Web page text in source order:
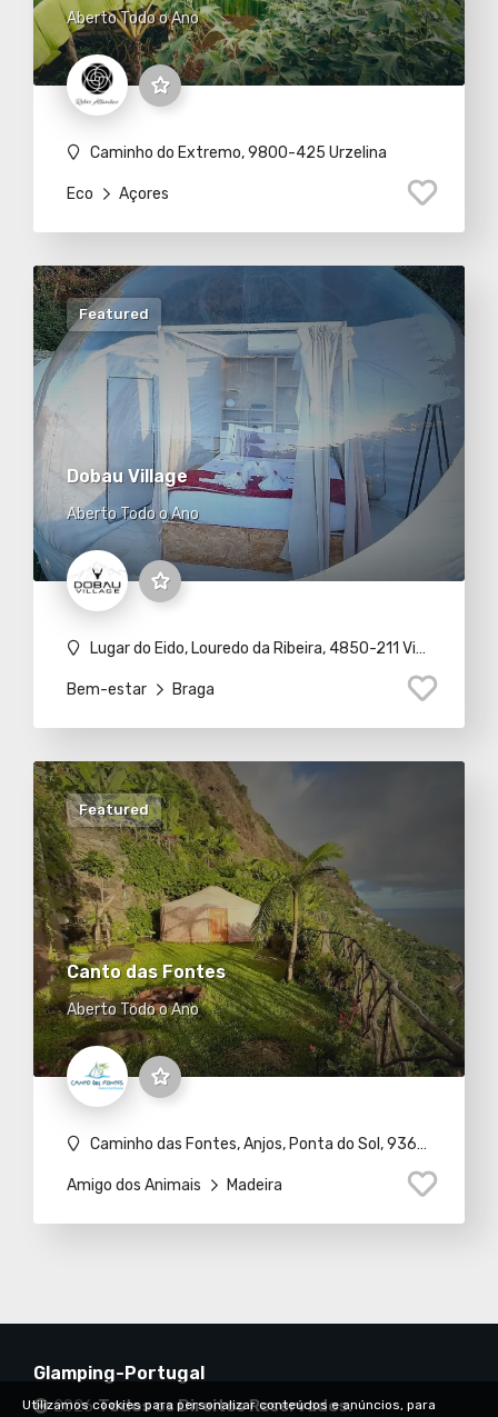
Aberto Todo o Ano
Caminho do Extremo, 9800-425 Urzelina
Eco Açores
Featured
Dobau Village
Aberto Todo o Ano
Lugar do Eido, Louredo da Ribeira, 4850-211 Vieira do Minho
Bem-estar Braga
Featured
Canto das Fontes
Aberto Todo o Ano
Caminho das Fontes, Anjos, Ponta do Sol, 9360-355 Canhas
Amigo dos Animais Madeira
Glamping-Portugal
2026Todos os Direitos Reservados.
Utilizamos cookies para personalizar conteúdos e anúncios, para